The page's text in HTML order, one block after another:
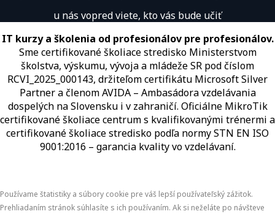
u nás vopred viete, kto vás bude učiť
IT kurzy a školenia od profesionálov pre profesionálov.
Sme certifikované školiace stredisko Ministerstvom
školstva, výskumu, vývoja a mládeže SR pod číslom
RCVI_2025_000143, držiteľom certifikátu Microsoft Silver
Partner a členom AVIDA – Ambasádora vzdelávania
dospelých na Slovensku i v zahraničí.​​​​​​​​​​​​​​​​ Oficiálne MikroTik
certifikované školiace centrum s kvalifikovanými trénermi ​​​​​​​​​​a
certifikované školiace stredisko podľa normy STN EN ISO
9001:2016 – garancia kvality vo vzdelávaní.
Používame štatistiky a súbory cookie pre váš lepší používateľský zážitok.
Prehliadaním stránok súhlasíte s ich používaním. Ak si neželáte po návšteve